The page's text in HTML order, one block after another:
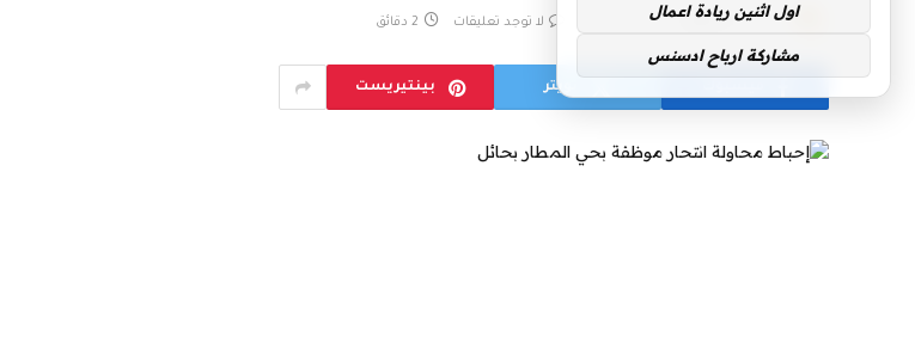
بواسطة admin أبريل 12, 2019 لا توجد تعليقات 2 دقائق
تويتر بينتيريست
اول اثنين ريادة اعمال
مشاركة ارباح ادسنس